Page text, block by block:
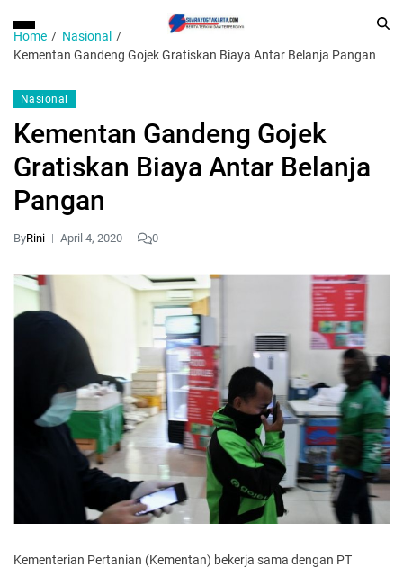
Home
Nasional
Kementan Gandeng Gojek Gratiskan Biaya Antar Belanja Pangan
Nasional
Kementan Gandeng Gojek
Gratiskan Biaya Antar Belanja
Pangan
ByRini April 4, 2020 0
Kementerian Pertanian (Kementan) bekerja sama dengan PT